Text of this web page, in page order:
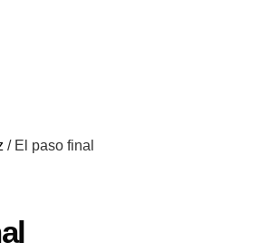
/ El paso final